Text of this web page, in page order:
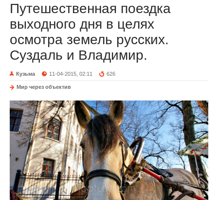
Путешественная поездка
выходного дня в целях
осмотра земель русских.
Суздаль и Владимир.
Кузьма 11-04-2015, 02:11 626
Мир через объектив